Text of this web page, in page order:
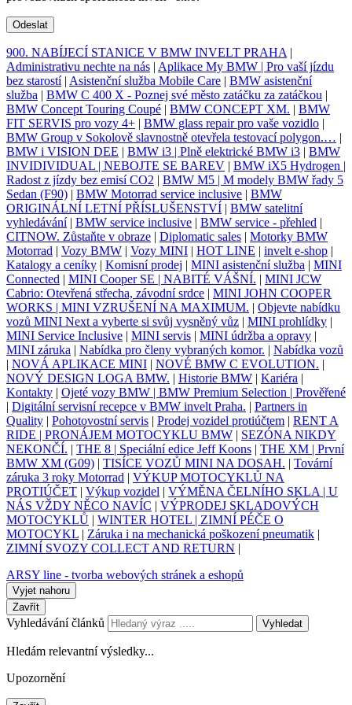
Odeslat
900. NABÍJECÍ STANICE V BMW INVELT PRAHA |
Administrativu nechte na nás | Aplikace My BMW | Pro vaší jízdu
bez starostí| Asistenční služba Mobile Care | BMW asistenční
služba | BMW C 400 X - Poznej své město zatáčku za zatáčkou |
BMW Concept Touring Coupé | BMW CONCEPT XM. | BMW
FIT SERVIS pro vozy 4+ | BMW glass repair pro vaše vozidlo |
BMW Group v Sokolově slavnostně otevřela testovací polygon.… |
BMW i VISION DEE | BMW i3 | Plně elektrické BMW i3 | BMW
INVIDIVIDUAL | NEBOJTE SE BAREV | BMW iX5 Hydrogen |
Radost z jízdy bez emisí CO2 | BMW M5 | M modely BMW řady 5
Sedan (F90) | BMW Motorrad service inclusive | BMW
ORIGINÁLNÍ LETNÍ PŘÍSLUŠENSTVÍ | BMW satelitní
vyhledávání| BMW service inclusive | BMW service - přehled |
CITNOW. Zůstaňte v obraze | Diplomatic sales | Motorky BMW
Motorrad | Vozy BMW | Vozy MINI | HOT LINE | invelt e-shop |
Katalogy a ceníky | Komisní prodej | MINI asistenční služba | MINI
Connected | MINI Cooper SE | NABITÉ VÁŠNÍ. | MINI JCW
Cabrio: Otevřená střecha, závodní srdce | MINI JOHN COOPER
WORKS | MINI VZRUŠENÍ NA MAXIMUM. | Objevte nabídku
vozů MINI Next a vyberte si svůj vysněný vůz | MINI prohlídky |
MINI Service Inclusive | MINI servis | MINI údržba a opravy |
MINI záruka | Nabídka pro členy vybraných komor. | Nabídka vozů
| NOVÁ APLIKACE MINI | NOVÉ BMW C EVOLUTION. |
NOVÝ DESIGN LOGA BMW. | Historie BMW | Kariéra |
Kontakty | Ojeté vozy BMW | BMW Premium Selection | Prověřené
| Digitální servisní recepce v BMW invelt Praha. | Partners in
Quality | Pohotovostní servis | Prodej vozidel protiúčtem | RENT A
RIDE | PRONÁJEM MOTOCYKLU BMW | SEZÓNA NIKDY
NEKONČÍ. | THE 8 | Speciální edice Jeff Koons | THE XM | První
BMW XM (G09) | TISÍCE VOZŮ MINI NA DOSAH. | Tovární
záruka 3 roky Motorrad | VÝKUP MOTOCYKLŮ NA
PROTIÚČET | Výkup vozidel | VÝMĚNA ČELNÍHO SKLA | U
NÁS VŽDY NĚCO NAVÍC | VÝPRODEJ SKLADOVÝCH
MOTOCYKLŮ | WINTER HOTEL | ZIMNÍ PÉČE O
MOTOCYKL | Záruka i na mechanická poškození pneumatik |
ZIMNÍ SVOZY COLLECT AND RETURN |
ARSY line - tvorba webových stránek a eshopů
Vyjet nahoru
Zavřít
Vyhledávání článků Vyhledat
Hledám relevantní výsledky...
Upozornění